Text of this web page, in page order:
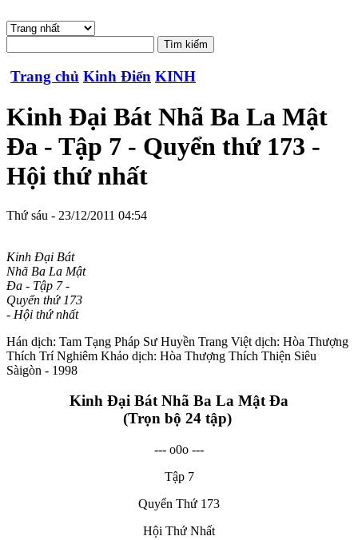
Trang chủ Kinh Điển KINH
Kinh Đại Bát Nhã Ba La Mật
Đa - Tập 7 - Quyển thứ 173 -
Hội thứ nhất
Thứ sáu - 23/12/2011 04:54
Kinh Đại Bát
Nhã Ba La Mật
Đa - Tập 7 -
Quyển thứ 173
- Hội thứ nhất
Hán dịch: Tam Tạng Pháp Sư Huyền Trang Việt dịch: Hòa Thượng
Thích Trí Nghiêm Khảo dịch: Hòa Thượng Thích Thiện Siêu
Sàigòn - 1998
Kinh Đại Bát Nhã Ba La Mật Đa
(Trọn bộ 24 tập)
--- o0o ---
Tập 7
Quyển Thứ 173
Hội Thứ Nhất